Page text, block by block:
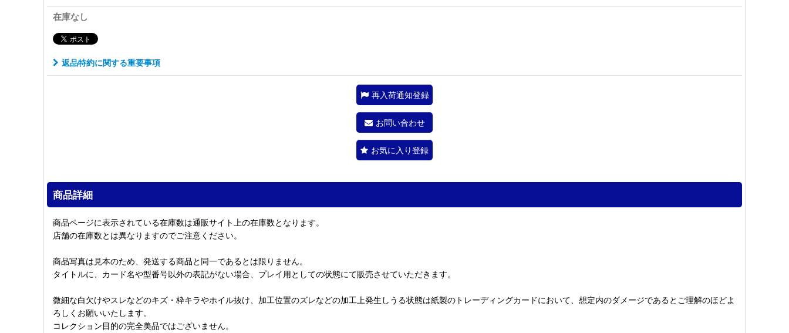
在庫なし
返品特約に関する重要事項
再入荷通知登録
お問い合わせ
お気に入り登録
商品詳細
商品ページに表示されている在庫数は通販サイト上の在庫数となります。
店舗の在庫数とは異なりますのでご注意ください。
商品写真は見本のため、発送する商品と同一であるとは限りません。
タイトルに、カード名や型番号以外の表記がない場合、プレイ用としての状態にて販売させていただきます。
微細な白欠けやスレなどのキズ・枠キラやホイル抜け、加工位置のズレなどの加工上発生しうる状態は紙製のトレーディングカードにおいて、想定内のダメージであるとご理解のほどよ
ろしくお願いいたします。
コレクション目的の完全美品ではございません。